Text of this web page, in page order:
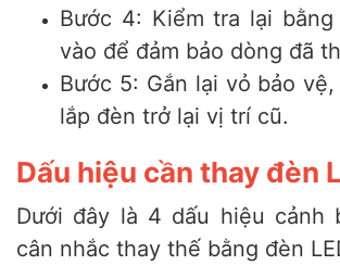
Bước 4: Kiểm tra lại
vào để đảm bảo dòng đã
Bước 5: Gắn lại vỏ bảo
lắp đèn trở lại vị trí cũ.
Dấu hiệu cần thay đèn
Dưới đây là 4 dấu hiệu cảnh
cân nhắc thay thế bằng đèn